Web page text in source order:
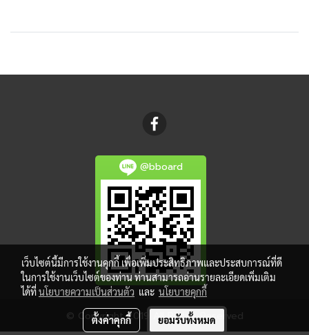
@bboard
© Copyright 2019 All Rights Reserved
เว็บไซต์นี้มีการใช้งานคุกกี้ เพื่อเพิ่มประสิทธิภาพและประสบการณ์ที่ดี
ในการใช้งานเว็บไซต์ของท่าน ท่านสามารถอ่านรายละเอียดเพิ่มเติม
ได้ที่นโยบายความเป็นส่วนตัว และ นโยบายคุกกี้
ตั้งค่าคุกกี้ ยอมรับทั้งหมด